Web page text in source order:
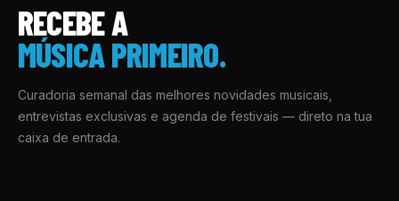
RECEBE A
MÚSICA PRIMEIRO.
Curadoria semanal das melhores novidades musicais,
entrevistas exclusivas e agenda de festivais — direto na tua
caixa de entrada.